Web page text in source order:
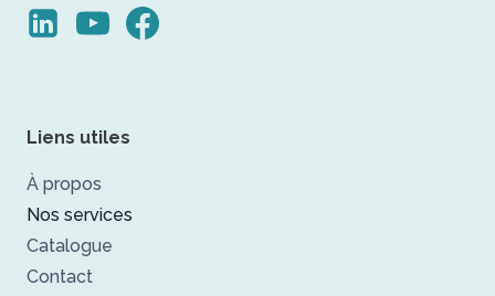
Liens utiles
À propos
Nos services
Catalogue
Contact